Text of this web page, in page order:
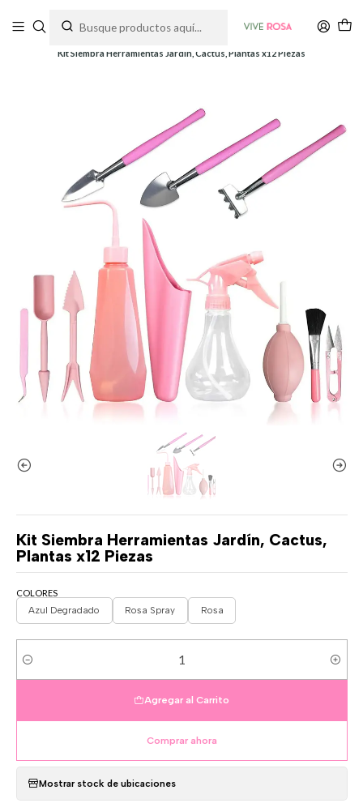
Kit Siembra Herramientas Jardín, Cactus, Plantas x12 Piezas
Kit Siembra Herramientas Jardín, Cactus,
Plantas x12 Piezas
COLORES
Azul Degradado Rosa Spray Rosa
Cantidad
Agregar al Carrito
Comprar ahora
Mostrar stock de ubicaciones